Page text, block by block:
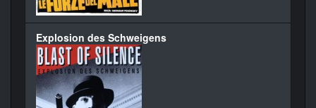
Explosion des Schweigens